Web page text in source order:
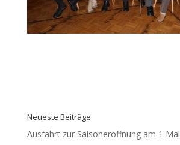
Neueste Beiträge
Ausfahrt zur Saisoneröffnung am 1 Mai